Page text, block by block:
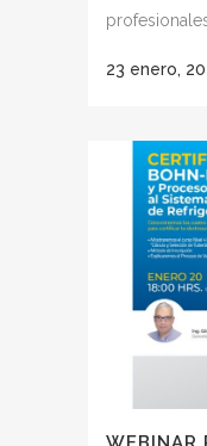
23 enero,